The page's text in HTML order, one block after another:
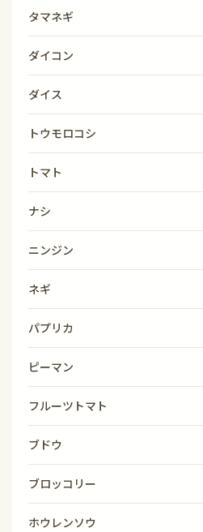
タマネギ
ダイコン
ダイス
トウモロコシ
トマト
ナシ
ニンジン
ネギ
パプリカ
ピーマン
フルーツトマト
ブドウ
ブロッコリー
ホウレンソウ